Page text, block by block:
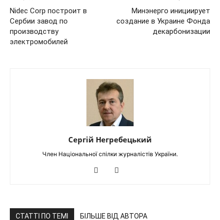
Nidec Corp построит в
Сербии завод по
производству
электромобилей
Минэнерго инициирует
создание в Украине Фонда
декарбонизации
Сергій Негребецький
Член Національної спілки журналістів України.
СТАТТІ ПО ТЕМІ БІЛЬШЕ ВІД АВТОРА